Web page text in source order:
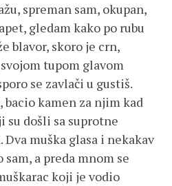
spreman sam, okupan,
gledam kako po rubu
blavor, skoro je crn,
tupom glavom
se zavlači u gustiš.
bacio kamen za njim kad
su došli sa suprotne
Dva muška glasa i nekakav
a preda mnom se
koji je vodio